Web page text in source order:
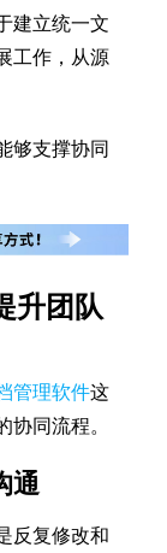
建立统一文
工作，从源
够支撑协同
升团队
管理软件这
同流程。
通
反复修改和